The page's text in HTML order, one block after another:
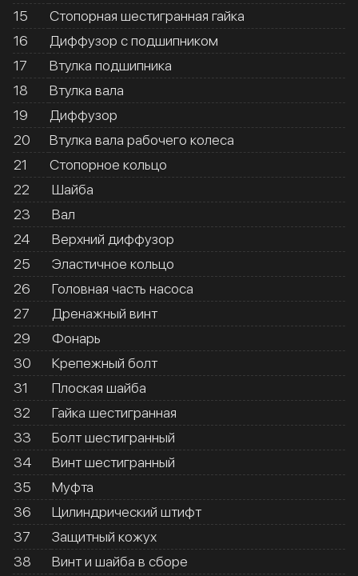
15
Стопорная шестигранная гайка
16
Диффузор с подшипником
17
Втулка подшипника
18
Втулка вала
19
Диффузор
20
Втулка вала рабочего колеса
21
Стопорное кольцо
22
Шайба
23
Вал
24
Верхний диффузор
25
Эластичное кольцо
26
Головная часть насоса
27
Дренажный винт
29
Фонарь
30
Крепежный болт
31
Плоская шайба
32
Гайка шестигранная
33
Болт шестигранный
34
Винт шестигранный
35
Муфта
36
Цилиндрический штифт
37
Защитный кожух
38
Винт и шайба в сборе